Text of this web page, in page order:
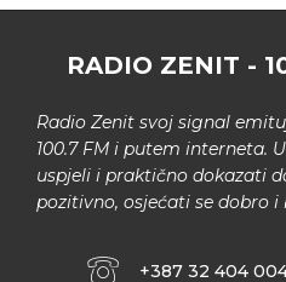
RADIO ZENIT -
Radio Zenit svoj signal
100.7 FM i putem interneta.
uspjeli i praktično dokazati
pozitivno, osjećati se dobro i
+387 32 404